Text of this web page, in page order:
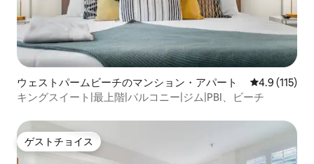
ウェストパームビーチのマンション・アパート レビュー115
4.9 (115)
キングスイート|最上階|バルコニー|ジム|PBI、ビーチ
ゲストチョイス
ゲストチョイス